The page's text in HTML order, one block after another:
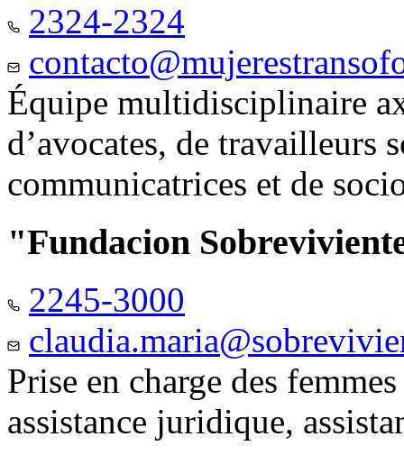
2324-2324
Équipe multidisciplinaire
d’avocates, de travailleurs
communicatrices et de
"Fundacion
2245-3000
Prise en charge des
assistance juridique,